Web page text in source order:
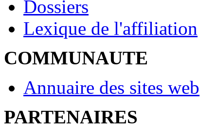
Dossiers
Lexique de l'affiliation
COMMUNAUTE
Annuaire des sites web
PARTENAIRES